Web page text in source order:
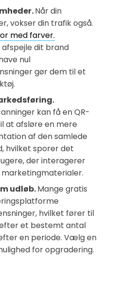
Når din
vokser din trafik også.
med farver.
dit brand
nul
gør dem til et
kan få en QR-
at afsløre en mere
af den samlede
hvilket sporer det
der interagerer
udløb.Mange gratis
hvilket fører til
et bestemt antal
en periode. Vælg en
for opgradering.